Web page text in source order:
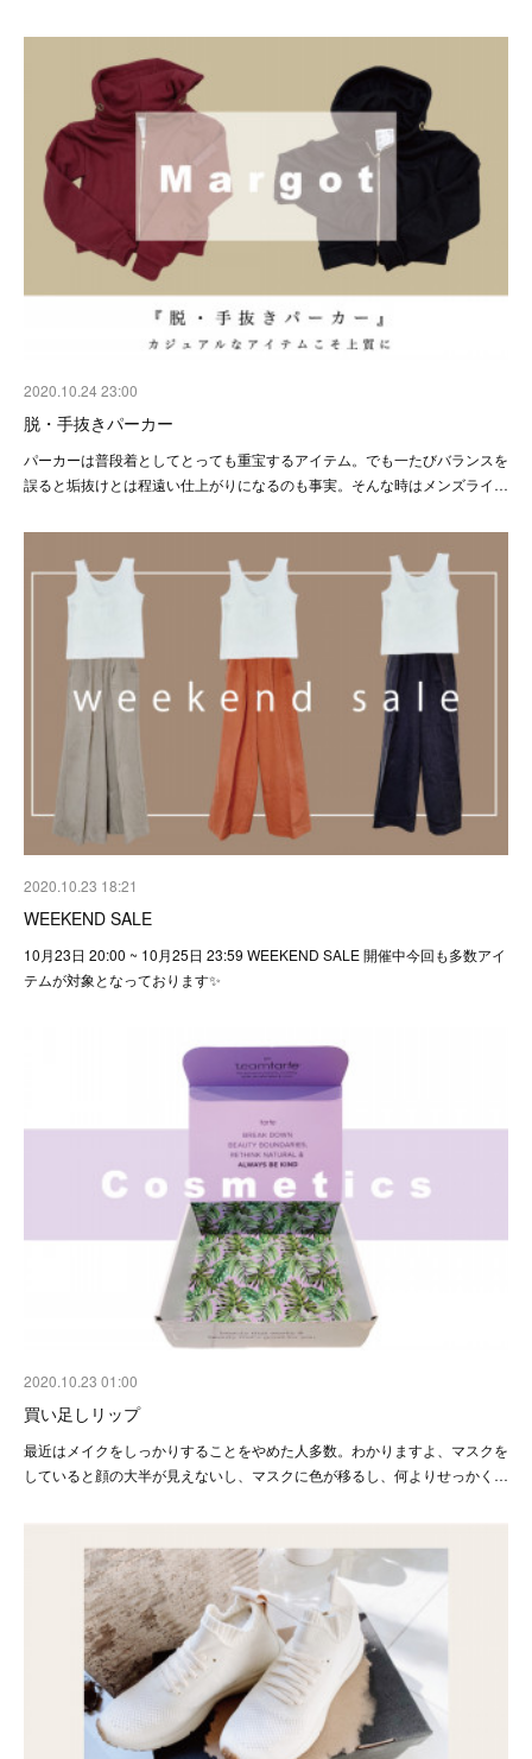
2020.10.24 23:00
脱・手抜きパーカー
パーカーは普段着としてとっても重宝するアイテム。でも一たびバランスを
誤ると垢抜けとは程遠い仕上がりになるのも事実。そんな時はメンズライ…
2020.10.23 18:21
WEEKEND SALE
10月23日 20:00 ~ 10月25日 23:59 WEEKEND SALE 開催中今回も多数アイ
テムが対象となっております✨
2020.10.23 01:00
買い足しリップ
最近はメイクをしっかりすることをやめた人多数。わかりますよ、マスクを
していると顔の大半が見えないし、マスクに色が移るし、何よりせっかく…